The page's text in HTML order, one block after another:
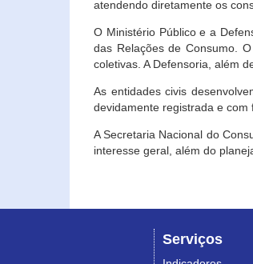
atendendo diretamente os
O Ministério Público e a
das Relações de Consumo.
coletivas. A Defensoria, além
As entidades civis
devidamente registrada e com
A Secretaria Nacional do
interesse geral, além do
Serviços